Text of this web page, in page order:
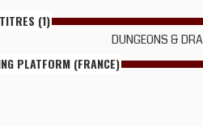
(1)
DUNGEONS &
PLATFORM (FRANCE)